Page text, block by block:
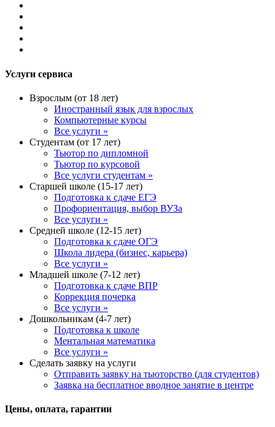
Услуги сервиса
Взрослым (от 18 лет)
Иностранный язык для взрослых
Компьютерные курсы
Все услуги »
Студентам (от 17 лет)
Тьютор по дипломной
Тьютор по курсовой
Все услуги студентам »
Старшей школе (15-17 лет)
Подготовка к сдаче ЕГЭ
Профориентация, выбор ВУЗа
Все услуги »
Средней школе (12-15 лет)
Подготовка к сдаче ОГЭ
Школа лидера (бизнес, карьера)
Все услуги »
Младшей школе (7-12 лет)
Подготовка к сдаче ВПР
Коррекция почерка
Все услуги »
Дошкольникам (4-7 лет)
Подготовка к школе
Ментальная математика
Все услуги »
Сделать заявку на услуги
Отправить заявку на тьюторство (для студентов)
Заявка на бесплатное вводное занятие в центре
Цены, оплата, гарантии